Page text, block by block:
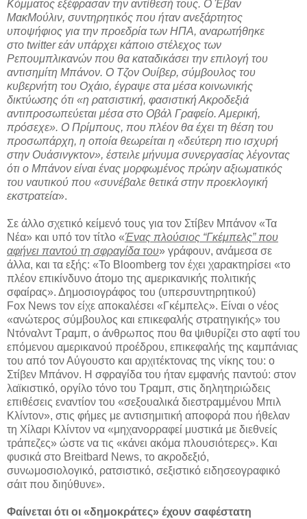
Κόμματος εξέφρασαν την αντίθεσή τους. Ο Έβαν
ΜακΜούλιν, συντηρητικός που ήταν ανεξάρτητος
υποψήφιος για την προεδρία των ΗΠΑ, αναρωτήθηκε
στο twitter εάν υπάρχει κάποιο στέλεχος των
Ρεπουμπλικανών που θα καταδικάσει την επιλογή του
αντισημίτη Μπάνον. Ο Τζον Ουίβερ, σύμβουλος του
κυβερνήτη του Οχάιο, έγραψε στα μέσα κοινωνικής
δικτύωσης ότι «η ρατσιστική, φασιστική Ακροδεξιά
αντιπροσωπεύεται μέσα στο Οβάλ Γραφείο. Αμερική,
πρόσεχε». Ο Πρίμπους, που πλέον θα έχει τη θέση του
προσωπάρχη, η οποία θεωρείται η «δεύτερη πιο ισχυρή
στην Ουάσινγκτον», έστειλε μήνυμα συνεργασίας λέγοντας
ότι ο Μπάνον είναι ένας μορφωμένος πρώην αξιωματικός
του ναυτικού που «συνέβαλε θετικά στην προεκλογική
εκστρατεία».
Σε άλλο σχετικό κείμενό τους για τον Στίβεν Μπάνον «Τα
Νέα» και υπό τον τίτλο «Ένας πλούσιος “Γκέμπελς” που
αφήνει παντού τη σφραγίδα του» γράφουν, ανάμεσα σε
άλλα, και τα εξής: «Το Bloomberg τον έχει χαρακτηρίσει «το
πλέον επικίνδυνο άτομο της αμερικανικής πολιτικής
σφαίρας». Δημοσιογράφος του (υπερσυντηρητικού)
Fox News τον είχε αποκαλέσει «Γκέμπελς». Είναι ο νέος
«ανώτερος σύμβουλος και επικεφαλής στρατηγικής» του
Ντόναλντ Τραμπ, ο άνθρωπος που θα ψιθυρίζει στο αφτί του
επόμενου αμερικανού προέδρου, επικεφαλής της καμπάνιας
του από τον Αύγουστο και αρχιτέκτονας της νίκης του: ο
Στίβεν Μπάνον. Η σφραγίδα του ήταν εμφανής παντού: στον
λαϊκιστικό, οργίλο τόνο του Τραμπ, στις δηλητηριώδεις
επιθέσεις εναντίον του «σεξουαλικά διεστραμμένου Μπιλ
Κλίντον», στις φήμες με αντισημιτική αποφορά που ήθελαν
τη Χίλαρι Κλίντον να «μηχανορραφεί μυστικά με διεθνείς
τράπεζες» ώστε να τις «κάνει ακόμα πλουσιότερες». Και
φυσικά στο Breitbard News, το ακροδεξιό,
συνωμοσιολογικό, ρατσιστικό, σεξιστικό ειδησεογραφικό
σάιτ που διηύθυνε».
Φαίνεται ότι οι «δημοκράτες» έχουν σαφέστατη